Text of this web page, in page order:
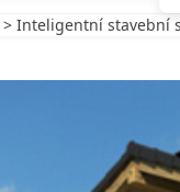
> Inteligentní stavební